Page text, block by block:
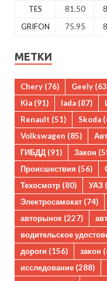
TES
81.50
GRIFON
75.95
МЕТКИ
Chery (76) Geely
Kia (91) lada (87)
Renault (51) Skoda
Volkswagen (85)
ГИБДД (91) Закон
Происшествия (56)
Техосмотр (80) УАЗ
Электросамокат (74)
авторынок (227)
водительское
дороги (156) закон
исследование (288)